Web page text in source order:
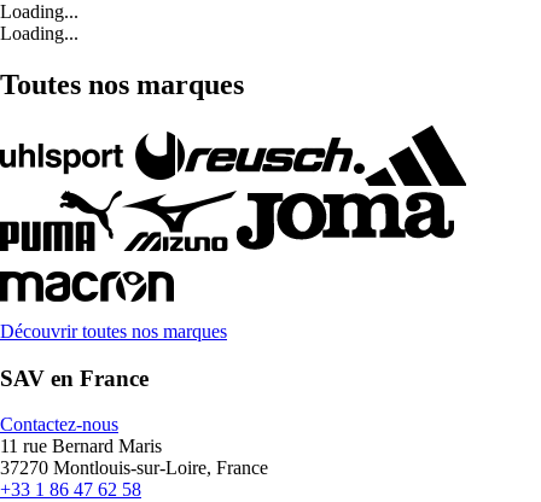
Loading...
Loading...
Toutes nos marques
Découvrir toutes nos marques
SAV en France
Contactez-nous
11 rue Bernard Maris
37270 Montlouis-sur-Loire, France
+33 1 86 47 62 58